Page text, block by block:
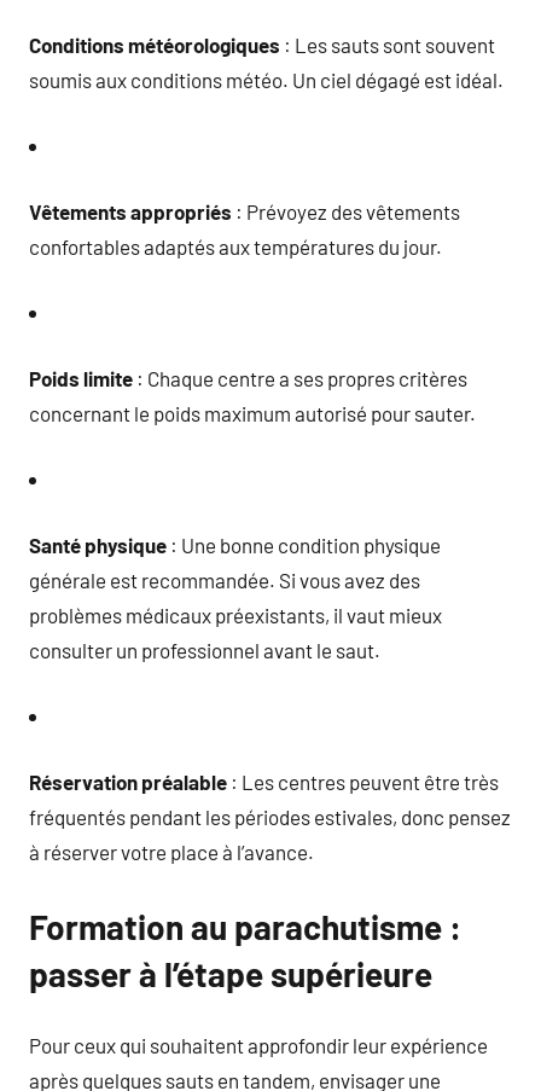
Conditions météorologiques : Les sauts sont souvent
soumis aux conditions météo. Un ciel dégagé est idéal.
Vêtements appropriés : Prévoyez des vêtements
confortables adaptés aux températures du jour.
Poids limite : Chaque centre a ses propres critères
concernant le poids maximum autorisé pour sauter.
Santé physique : Une bonne condition physique
générale est recommandée. Si vous avez des
problèmes médicaux préexistants, il vaut mieux
consulter un professionnel avant le saut.
Réservation préalable : Les centres peuvent être très
fréquentés pendant les périodes estivales, donc pensez
à réserver votre place à l’avance.
Formation au parachutisme :
passer à l’étape supérieure
Pour ceux qui souhaitent approfondir leur expérience
après quelques sauts en tandem, envisager une